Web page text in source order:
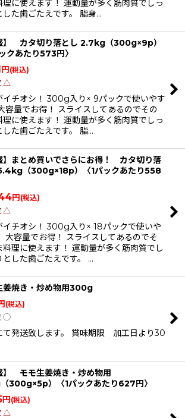
理に使えます！ 運動量が多く筋肉質でしっ
した歯ごたえです。 脂身…
】 カタ切り落とし 2.7kg（300g×9p）
ックあたり573円〉
円 (税込)
△
イチオシ！ 300g入り× 9パックで使いやす
容量でお得！ スライスしてあるのでその
理に使えます！ 運動量が多く筋肉質でしっ
した歯ごたえです。 脂…
】まとめ買いでさらにお得！ カタ切り落
（300g×18p）〈1パックあたり558
円 (税込)
△
イチオシ！ 300g入り× 18パックで使いや
大容量でお得！ スライスしてあるのでそ
料理に使えます！ 運動量が多く筋肉質でし
とした歯ごたえです。 …
姜焼き・炒め物用300g
(税込)
◯
て発送致します。 賞味期限 加工日より30
】 モモ生姜焼き・炒め物用
300g×5p）〈1パックあたり627円〉
円 (税込)
△